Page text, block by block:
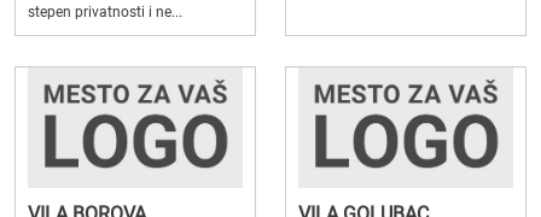
stepen privatnosti i ne...